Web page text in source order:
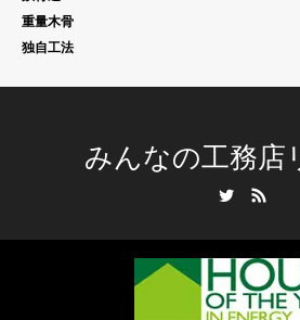
重量木骨
独自工法
みんなの工務店